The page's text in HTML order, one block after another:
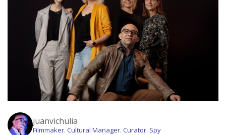
juanvichulia
Filmmaker. Cultural Manager. Curator. Spy